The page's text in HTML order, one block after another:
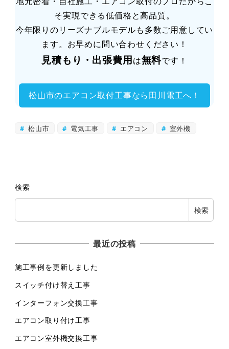
そ実現できる低価格と高品質。
今年限りのリーズナブルモデルも多数ご用意してい
ます。お早めに問い合わせください！
見積もり・出張費用は無料です！
松山市のエアコン取付工事なら田川電工へ！
松山市 電気工事 エアコン 室外機
検索
検索
最近の投稿
施工事例を更新しました
スイッチ付け替え工事
インターフォン交換工事
エアコン取り付け工事
エアコン室外機交換工事